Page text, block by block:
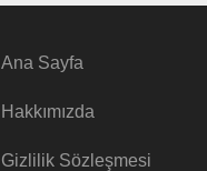
Ana Sayfa
Hakkımızda
Gizlilik Sözleşmesi